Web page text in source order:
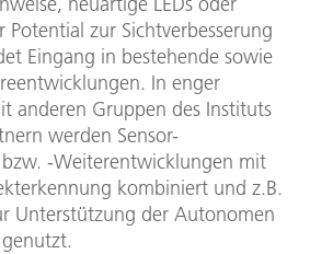
Potential zur Sichtverbesserung
Eingang in bestehende sowie
In enger
anderen Gruppen des Instituts
werden Sensor-
-Weiterentwicklungen mit
kombiniert und z.B.
Unterstützung der Autonomen